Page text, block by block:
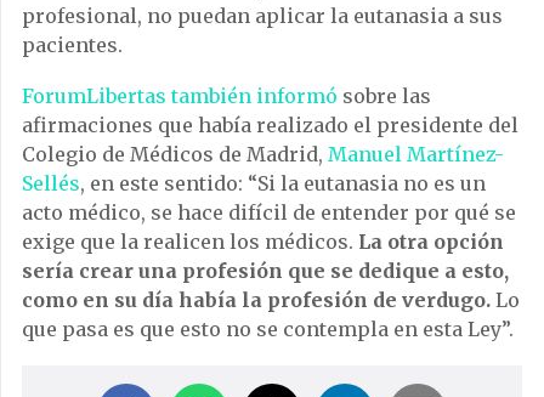
profesional, no puedan aplicar la eutanasia a sus
pacientes.
ForumLibertas también informó sobre las
afirmaciones que había realizado el presidente del
Colegio de Médicos de Madrid, Manuel Martínez-
Sellés, en este sentido: “Si la eutanasia no es un
acto médico, se hace difícil de entender por qué se
exige que la realicen los médicos. La otra opción
sería crear una profesión que se dedique a esto,
como en su día había la profesión de verdugo. Lo
que pasa es que esto no se contempla en esta Ley”.